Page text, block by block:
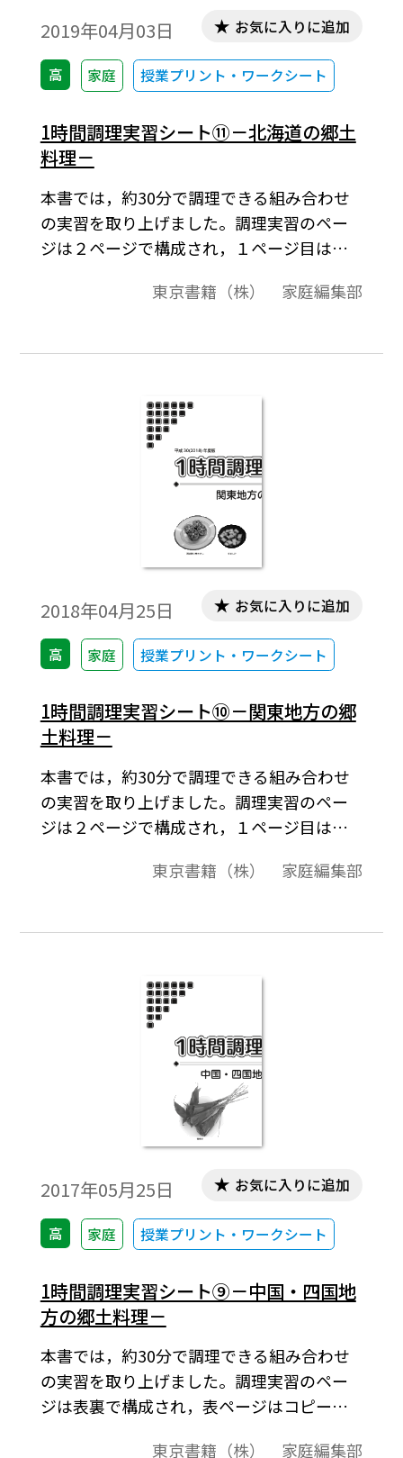
2019年04月03日
高 家庭 授業プリント・ワークシート
お気に入りに追加
1時間調理実習シート⑪－北海道の郷土
料理－
本書では，約30分で調理できる組み合わせ
の実習を取り上げました。調理実習のペー
ジは２ページで構成され，１ページ目はコ
のです。2ページ目は先生方が調理実習を進
足や解説，スムーズに進めるためのポイン
ださい。今回は，北海道地方の郷土料理を
取り上げました。地元の郷土料理の再発見
につながるとともに，修学旅行などの事前
学習として，役立てていただければと思い
東京書籍（株） 家庭編集部
2018年04月25日
高 家庭 授業プリント・ワークシート
お気に入りに追加
1時間調理実習シート⑩－関東地方の郷
土料理－
本書では，約30分で調理できる組み合わせ
の実習を取り上げました。調理実習のペー
ジは２ページで構成され，１ページ目はコ
のです。2ページ目は先生方が調理実習を進
足や解説，スムーズに進めるためのポイン
ださい。今回は，関東地方の郷土料理を取
り上げました。地元の郷土料理の再発見に
つながるとともに，修学旅行などの事前学
習として，役立てていただければと思いま
東京書籍（株） 家庭編集部
2017年05月25日
高 家庭 授業プリント・ワークシート
お気に入りに追加
1時間調理実習シート⑨－中国・四国地
方の郷土料理－
本書では，約30分で調理できる組み合わせ
の実習を取り上げました。調理実習のペー
ジは表裏で構成され，表ページはコピーし
東京書籍（株） 家庭編集部